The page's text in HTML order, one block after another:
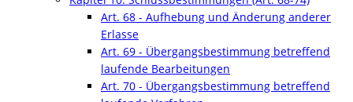
Art. 68 - Aufhebung und Änderung anderer
Erlasse
Art. 69 - Übergangsbestimmung betreffend
laufende Bearbeitungen
Art. 70 - Übergangsbestimmung betreffend